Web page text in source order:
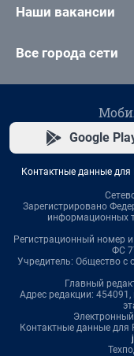
Наши вакансии
Все города сети
Google
Контактные данные для
Зарегистрировано
информационных
Регистрационный номер
ФС
Учредитель: Общество с
Главный
Адрес редакции: 454091,
Контактные данные для